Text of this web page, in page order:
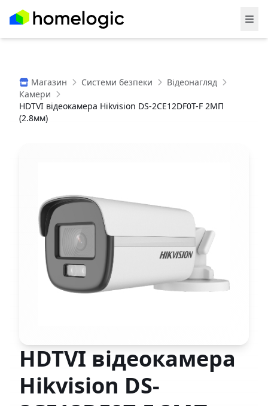
Магазин Системи безпеки
Відеонагляд
Камери
HDTVI відеокамера Hikvision DS-2CE12DF0T-F 2МП
(2.8мм)
HDTVI відеокамера
Hikvision DS-